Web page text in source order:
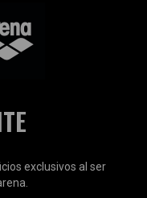
exclusivos al ser